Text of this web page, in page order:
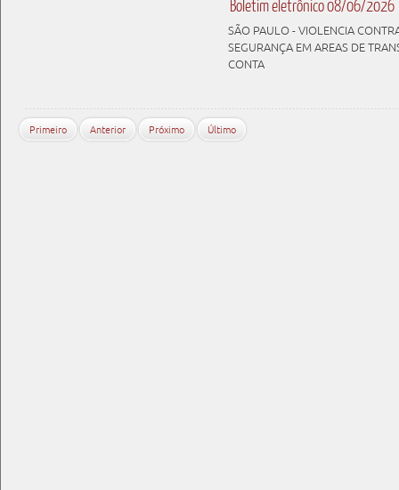
Boletim eletrônico 08/06/2026
SÃO PAULO - VIOLENCIA
SEGURANÇA EM AREAS DE
CONTA
Primeiro Anterior Próximo Último